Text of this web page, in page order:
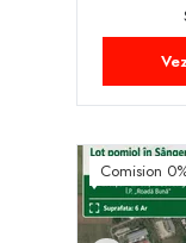
Comision